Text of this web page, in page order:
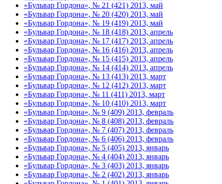
«Бульвар Гордона», № 21 (421) 2013, май
«Бульвар Гордона», № 20 (420) 2013, май
«Бульвар Гордона», № 19 (419) 2013, май
«Бульвар Гордона», № 18 (418) 2013, апрель
«Бульвар Гордона», № 17 (417) 2013, апрель
«Бульвар Гордона», № 16 (416) 2013, апрель
«Бульвар Гордона», № 15 (415) 2013, апрель
«Бульвар Гордона», № 14 (414) 2013, апрель
«Бульвар Гордона», № 13 (413) 2013, март
«Бульвар Гордона», № 12 (412) 2013, март
«Бульвар Гордона», № 11 (411) 2013, март
«Бульвар Гордона», № 10 (410) 2013, март
«Бульвар Гордона», № 9 (409) 2013, февраль
«Бульвар Гордона», № 8 (408) 2013, февраль
«Бульвар Гордона», № 7 (407) 2013, февраль
«Бульвар Гордона», № 6 (406) 2013, февраль
«Бульвар Гордона», № 5 (405) 2013, январь
«Бульвар Гордона», № 4 (404) 2013, январь
«Бульвар Гордона», № 3 (403) 2013, январь
«Бульвар Гордона», № 2 (402) 2013, январь